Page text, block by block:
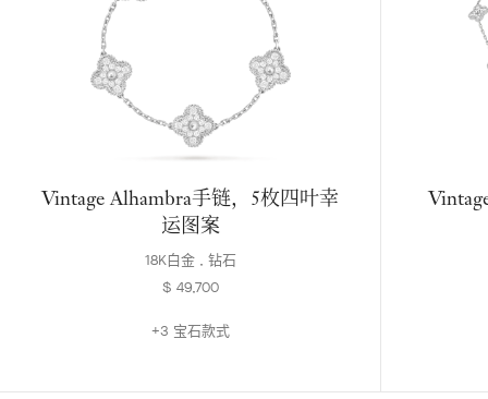
Vintage Alhambra手链，5枚四叶幸
运图案
18K白金 , 钻石
$ 49,700
+3 宝石款式